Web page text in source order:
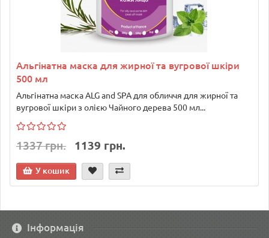
Альгінатна маска для жирної та вугрової шкіри
500 мл
Альгінатна маска ALG and SPA для обличчя для жирної та
вугрової шкіри з олією Чайного дерева 500 мл...
1337 грн. 1139 грн.
У кошик
Інформація